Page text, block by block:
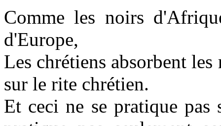
Comme les noirs
d'Europe,
Les chrétiens absorbent
sur le rite chrétien.
Et ceci ne se pratique